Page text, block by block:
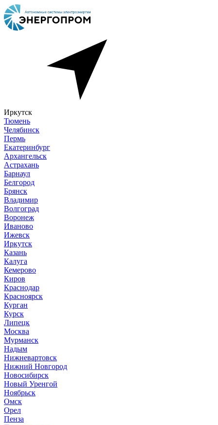
Иркутск
Тюмень
Челябинск
Пермь
Екатеринбург
Архангельск
Астрахань
Барнаул
Белгород
Брянск
Владимир
Волгоград
Воронеж
Иваново
Ижевск
Иркутск
Казань
Калуга
Кемерово
Киров
Краснодар
Красноярск
Курган
Курск
Липецк
Москва
Мурманск
Надым
Нижневартовск
Нижний Новгород
Новосибирск
Новый Уренгой
Ноябрьск
Омск
Орел
Пенза